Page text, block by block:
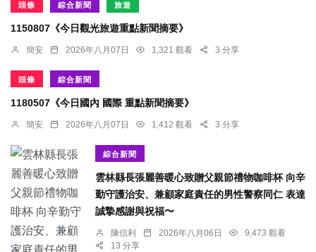
頭條 綜合新聞 旅遊
1150807《今日觀光旅遊重點新聞摘要》
簡安 2026年八月07日 1,321 觀看 3 分享
頭條 綜合新聞
1180507《今日國內 國際 重點新聞摘要》
簡安 2026年八月07日 1,412 觀看 3 分享
綜合新聞
雲林縣長張麗善暖心致贈父親節禮物咖啡杯 向辛
勤守護治安、兼顧家庭責任的男性警察同仁 表達
誠摯感謝與祝福〜
陳信利 2026年八月06日
9,473 觀看
13 分享